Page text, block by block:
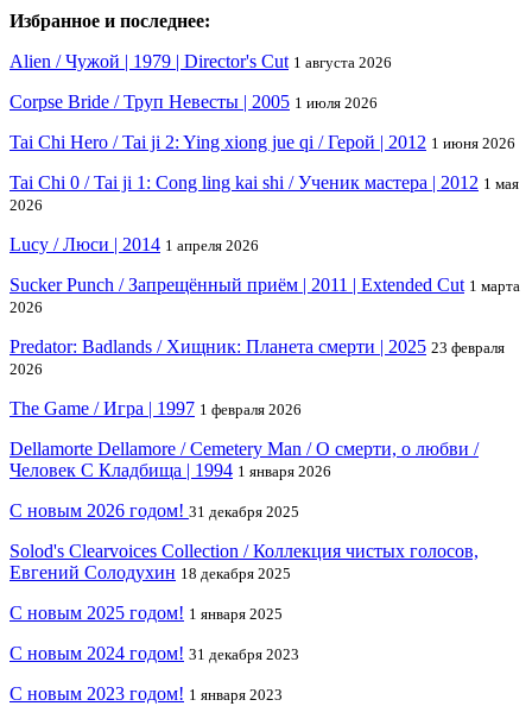
Избранное и последнее:
Alien / Чужой | 1979 | Director's Cut 1 августа 2026
Corpse Bride / Труп Невесты | 2005 1 июля 2026
Tai Chi Hero / Tai ji 2: Ying xiong jue qi / Герой | 2012 1 июня 2026
Tai Chi 0 / Tai ji 1: Cong ling kai shi / Ученик мастера | 2012 1 мая
2026
Lucy / Люси | 2014 1 апреля 2026
Sucker Punch / Запрещённый приём | 2011 | Extended Cut 1 марта
2026
Predator: Badlands / Хищник: Планета смерти | 2025 23 февраля
2026
The Game / Игра | 1997 1 февраля 2026
Dellamorte Dellamore / Cemetery Man / О смерти, о любви /
Человек С Кладбища | 1994 1 января 2026
С новым 2026 годом! 31 декабря 2025
Solod's Clearvoices Collection / Коллекция чистых голосов,
Евгений Солодухин 18 декабря 2025
С новым 2025 годом! 1 января 2025
С новым 2024 годом! 31 декабря 2023
С новым 2023 годом! 1 января 2023